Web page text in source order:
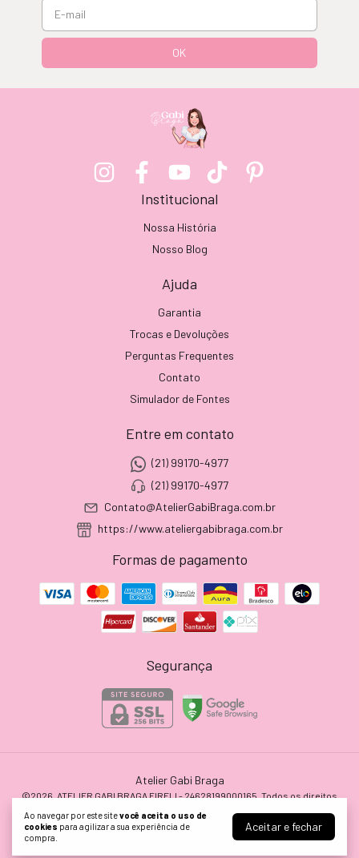
Ao navegar por este sitevocê aceita o uso de
cookies para agilizar a sua experiência de
compra.
Aceitar e fechar
Institucional
Nossa História
Nosso Blog
Ajuda
Garantia
Trocas e Devoluções
Perguntas Frequentes
Contato
Simulador de Fontes
Entre em contato
(21) 99170-4977
(21) 99170-4977
Contato@AtelierGabiBraga.com.br
https://www.ateliergabibraga.com.br
Formas de pagamento
Segurança
Atelier Gabi Braga
©2026. ATELIER GABI BRAGA EIRELI - 24628199000165. Todos os direitos